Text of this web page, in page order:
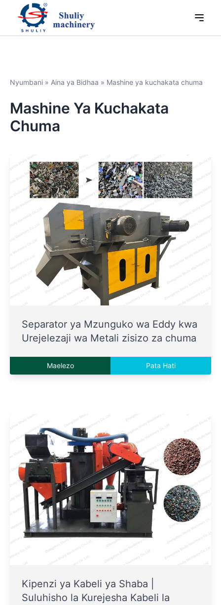
Nyumbani » Aina ya Bidhaa » Mashine ya kuchakata chuma
Mashine Ya Kuchakata
Chuma
Separator ya Mzunguko wa Eddy kwa
Urejelezaji wa Metali zisizo za chuma
Maelezo Pata Hati
Kipenzi ya Kabeli ya Shaba |
Suluhisho la Kurejesha Kabeli la